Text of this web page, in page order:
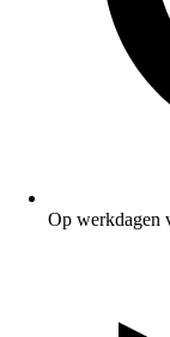
Op werkdagen